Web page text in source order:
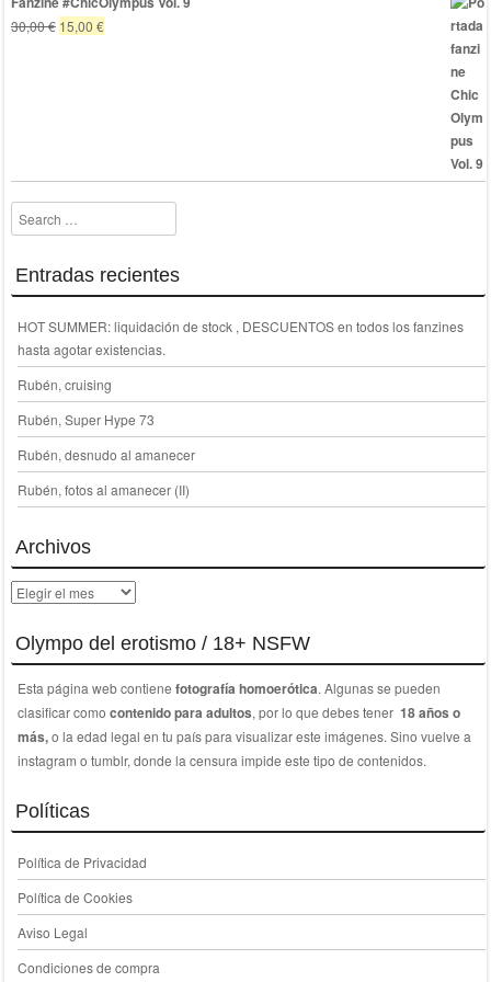
30,00€ El
15,00 €El
Search
Entradas recientes
HOT SUMMER: liquidación de stock , DESCUENTOS en todos los fanzines
hasta agotar existencias.
Rubén, cruising
Rubén, Super Hype 73
Rubén, desnudo al amanecer
Rubén, fotos al amanecer (II)
Archivos
Archivos
Olympo del erotismo / 18+ NSFW
Esta página web contiene fotografía homoerótica. Algunas se pueden
clasificar como contenido para adultos, por lo que debes tener 18 años o
más,o la edad legal en tu país para visualizar este imágenes. Sino vuelve a
instagram o tumblr, donde la censura impide este tipo de contenidos.
Políticas
Política de Privacidad
Política de Cookies
Aviso Legal
Condiciones de compra